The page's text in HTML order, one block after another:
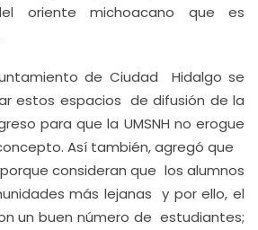
oriente michoacano que es
de Ciudad Hidalgo se
estos espacios de difusión de la
para que la UMSNH no erogue
Así también, agregó que
consideran que los alumnos
más lejanas y por ello, el
un buen número de estudiantes;